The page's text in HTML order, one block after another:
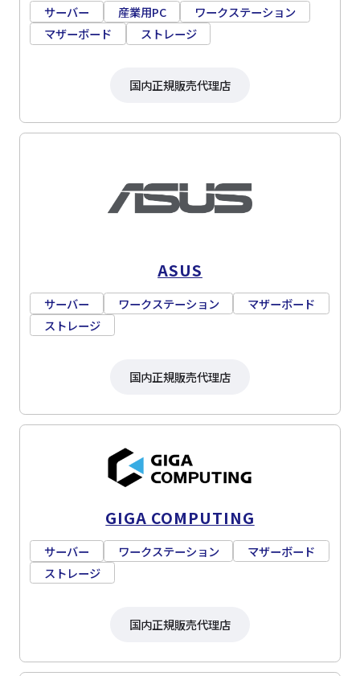
サーバー 産業用PC
ワークステーション
マザーボード
ストレージ
国内正規販売代理店
ASUS
サーバー ワークステーション
マザーボード
ストレージ
国内正規販売代理店
GIGA COMPUTING
サーバー ワークステーション
マザーボード
ストレージ
国内正規販売代理店